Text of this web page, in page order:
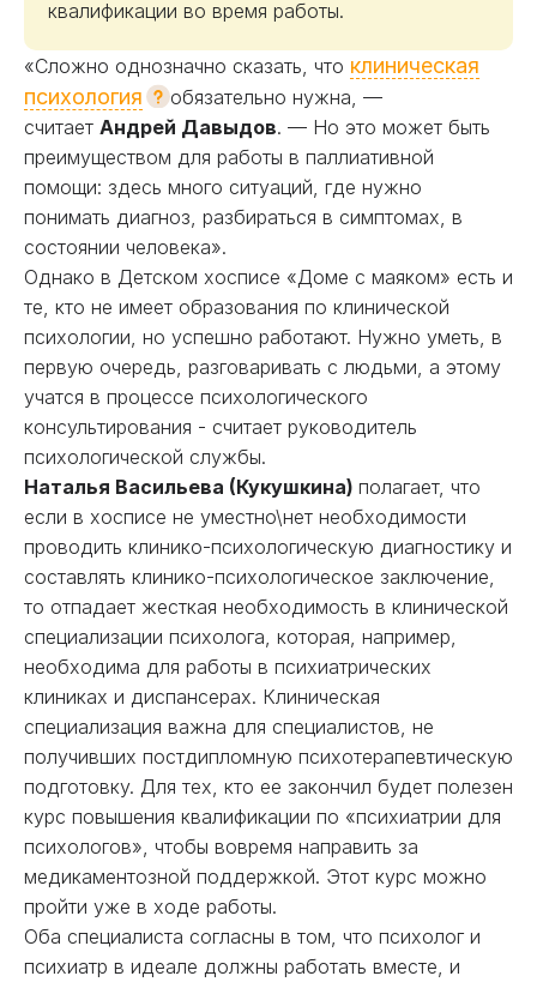
квалификации во время работы.
«Сложно однозначно сказать, что клиническая
психология
обязательно нужна, —
считает Андрей Давыдов. — Но это может быть
преимуществом для работы в паллиативной
помощи: здесь много ситуаций, где нужно
понимать диагноз, разбираться в симптомах, в
состоянии человека».
Однако в Детском хосписе «Доме с маяком» есть и
те, кто не имеет образования по клинической
психологии, но успешно работают. Нужно уметь, в
первую очередь, разговаривать с людьми, а этому
учатся в процессе психологического
консультирования - считает руководитель
психологической службы.
Наталья Васильева (Кукушкина) полагает, что
если в хосписе не уместно\нет необходимости
проводить клинико-психологическую диагностику и
составлять клинико-психологическое заключение,
то отпадает жесткая необходимость в клинической
специализации психолога, которая, например,
необходима для работы в психиатрических
клиниках и диспансерах. Клиническая
специализация важна для специалистов, не
получивших постдипломную психотерапевтическую
подготовку. Для тех, кто ее закончил будет полезен
курс повышения квалификации по «психиатрии для
психологов», чтобы вовремя направить за
медикаментозной поддержкой. Этот курс можно
пройти уже в ходе работы.
Оба специалиста согласны в том, что психолог и
психиатр в идеале должны работать вместе, и